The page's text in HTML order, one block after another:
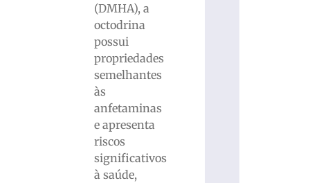
(DMHA), a
octodrina
possui
propriedades
semelhantes
às
anfetaminas
e apresenta
riscos
significativos
à saúde,